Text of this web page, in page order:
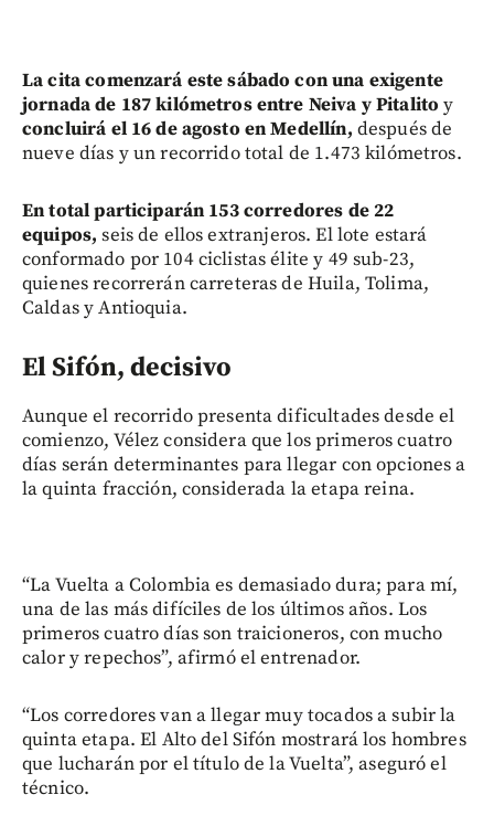
La cita comenzará este sábado con una exigente
jornada de 187 kilómetros entre Neiva y Pitalito y
concluirá el 16 de agosto en Medellín, después de
nueve días y un recorrido total de 1.473 kilómetros.
En total participarán 153 corredores de 22
equipos,seis de ellos extranjeros. El lote estará
conformado por 104 ciclistas élite y 49 sub-23,
quienes recorrerán carreteras de Huila, Tolima,
Caldas y Antioquia.
El Sifón, decisivo
Aunque el recorrido presenta dificultades desde el
comienzo, Vélez considera que los primeros cuatro
días serán determinantes para llegar con opciones a
la quinta fracción, considerada la etapa reina.
“La Vuelta a Colombia es demasiado dura; para mí,
una de las más difíciles de los últimos años. Los
primeros cuatro días son traicioneros, con mucho
calor y repechos”, afirmó el entrenador.
“Los corredores van a llegar muy tocados a subir la
quinta etapa. El Alto del Sifón mostrará los hombres
que lucharán por el título de la Vuelta”, aseguró el
técnico.